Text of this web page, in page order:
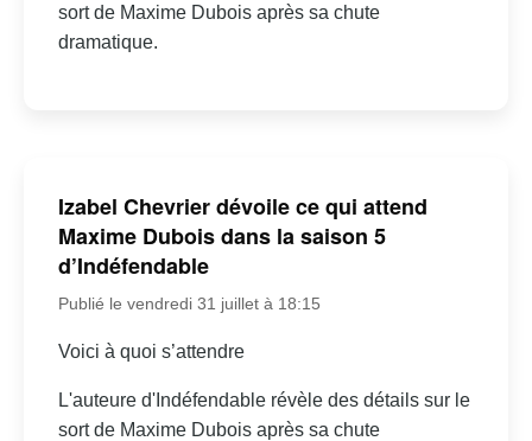
sort de Maxime Dubois après sa chute
dramatique.
Izabel Chevrier dévoile ce qui attend
Maxime Dubois dans la saison 5
d’Indéfendable
Publié le vendredi 31 juillet à 18:15
Voici à quoi s’attendre
L'auteure d'Indéfendable révèle des détails sur le
sort de Maxime Dubois après sa chute